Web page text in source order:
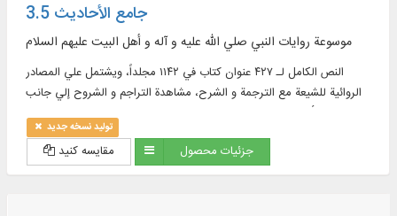
جامع الأحاديث 3.5
موسوعة روايات النبي صلي الله عليه و آله و أهل البيت عليهم السلام
النص الكامل لـ ۴۲۷ عنوان كتاب في ۱۱۴۲ مجلداً، ويشتمل علي المصادر
الروائية للشيعة مع الترجمة و الشرح، مشاهدة التراجم و الشروح إلي جانب
النص الأصلي للكتاب، البحث عن طريق جذور الكلمات، البحث المبسط و
المتطور في نصوص البرنامج، تبسيط محيط البحث (عرض البحث المتزامن و
التركيبي، الأنموذج و الجذور)، الوصول إلي تفسير الآيات في مجال الأحاديث
المعروضة، عرض معلومات قيمة حول الكتب، والمؤلفين، ومعرفة نسخ
تولید نسخه جدید
مقایسه کنید جزئیات محصول